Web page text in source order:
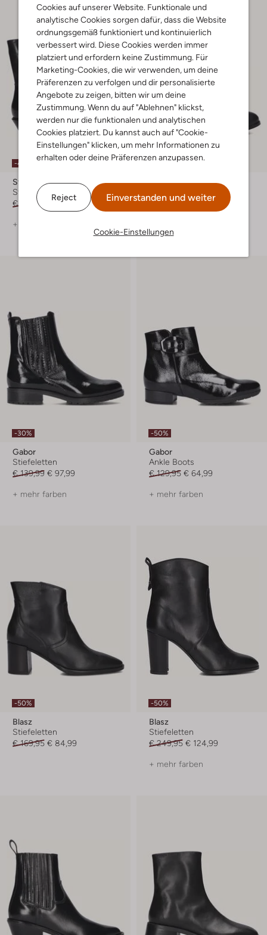
Cookies auf unserer Website. Funktionale und
analytische Cookies sorgen dafür, dass die Website
ordnungsgemäß funktioniert und kontinuierlich
verbessert wird. Diese Cookies werden immer
platziert und erfordern keine Zustimmung. Für
Marketing-Cookies, die wir verwenden, um deine
Präferenzen zu verfolgen und dir personalisierte
Angebote zu zeigen, bitten wir um deine
Zustimmung. Wenn du auf "Ablehnen" klickst,
werden nur die funktionalen und analytischen
Cookies platziert. Du kannst auch auf "Cookie-
Einstellungen" klicken, um mehr Informationen zu
erhalten oder deine Präferenzen anzupassen.
Reject Einverstanden und weiter
Cookie-Einstellungen
-40%
Stefano Lauran
Stiefeletten
€ 199,99
€ 119,99
+ mehr farben
Hassia
Stiefeletten
€ 219,99 € 153,99
-30%
Gabor
Stiefeletten
€ 139,99 € 97,99
+ mehr farben
-50%
Gabor
Ankle Boots
€ 129,95 € 64,99
+ mehr farben
-50%
Blasz
Stiefeletten
€ 169,95 € 84,99
-50%
Blasz
Stiefeletten
€ 249,95 € 124,99
+ mehr farben